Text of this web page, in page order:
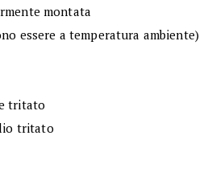
montata
essere a temperatura ambiente)
tritato
tritato